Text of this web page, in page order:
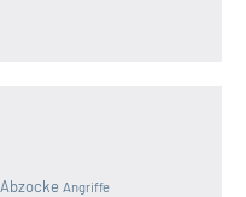
Abzocke Angriffe